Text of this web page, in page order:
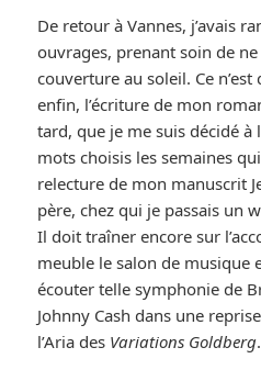
De retour à Vannes, j’avais
ouvrages, prenant soin de
couverture au soleil. Ce
enfin, l’écriture de mon
tard, que je me suis décidé
mots choisis les semaines
relecture de mon manuscrit
père, chez qui je passais un
Il doit traîner encore sur
meuble le salon de musique
écouter telle symphonie de
Johnny Cash dans une
l’Aria des Variations Goldberg.